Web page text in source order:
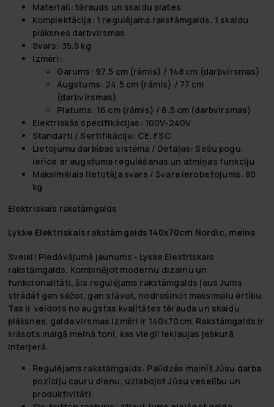
Materiali: tērauds un skaidu plates
Komplektācija: 1 regulējams rakstāmgalds, 1 skaidu
plāksnes darbvirsmas
Svars: 35.5 kg
Izmēri:
Garums: 97.5 cm (rāmis) / 148 cm (darbvirsmas)
Augstums: 24.5 cm (rāmis) / 77 cm
(darbvirsmas)
Platums: 16 cm (rāmis) / 6.5 cm (darbvirsmas)
Elektriskās specifikācijas: 100V-240V
Standarti / Sertifikācija: CE, FSC
Lietojumu darbības sistēma / Detaļas: Sešu pogu
ierīce ar augstuma regulēšanas un atmiņas funkciju
Maksimālais lietotāja svars / Svara ierobežojums: 80
kg
Elektriskais rakstāmgalds
Lykke Elektriskais rakstāmgalds 140x70cm Nordic, melns
Sveiki! Piedāvājumā jaunums - Lykke Elektriskais
rakstāmgalds. Kombinējot modernu dizainu un
funkcionalitāti, šis regulējams rakstāmgalds ļaus Jums
strādāt gan sēžot, gan stāvot, nodrošinot maksimālu ērtību.
Tas ir veidots no augstas kvalitātes tērauda un skaidu
plāksnes, galda virsmas izmēri ir 140x70cm. Rakstāmgalds ir
krāsots maigā melnā tonī, kas viegli iekļaujas jebkurā
interjerā.
Regulējams rakstāmgalds: Palīdzēs mainīt Jūsu darba
pozīciju cauru dienu, uzlabojot Jūsu veselību un
produktivitāti.